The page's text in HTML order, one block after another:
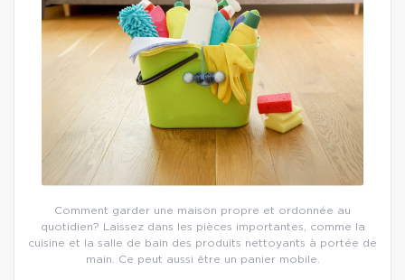
Comment garder une maison propre et ordonnée au
quotidien? Laissez dans les pièces importantes, comme la
cuisine et la salle de bain des produits nettoyants à portée de
main. Ce peut aussi être un panier mobile.